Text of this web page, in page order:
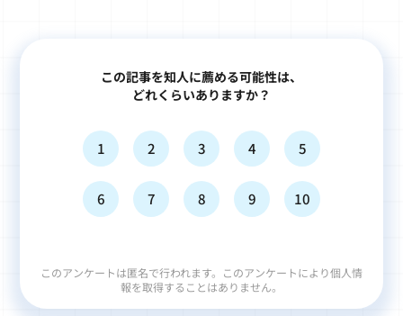
この記事を知人に薦める可能性は、
どれくらいありますか？
1 2 3 4 5
6 7 8 9 10
このアンケートは匿名で行われます。このアンケートにより個人情
報を取得することはありません。